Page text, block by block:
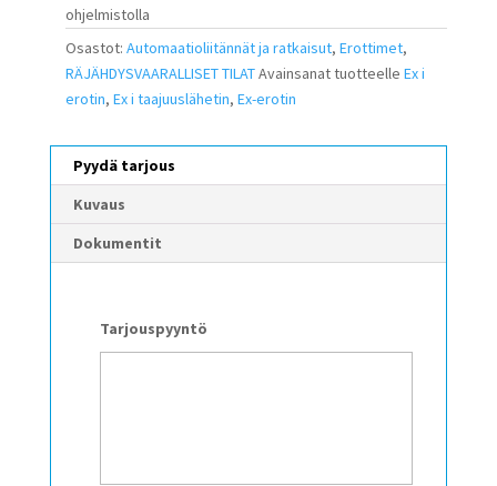
ohjelmistolla
Osastot: Automaatioliitännät ja ratkaisut, Erottimet,
RÄJÄHDYSVAARALLISET TILATAvainsanat tuotteelle Ex i
erotin, Ex i taajuuslähetin, Ex-erotin
Pyydä tarjous
Kuvaus
Dokumentit
Tarjouspyyntö